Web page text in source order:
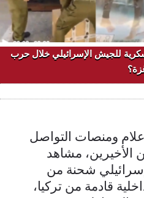
للجيش الإسرائيلي خلال حرب
ومنصات التواصل
الأخيرين، مشاهد
شحنة من
قادمة من تركيا،